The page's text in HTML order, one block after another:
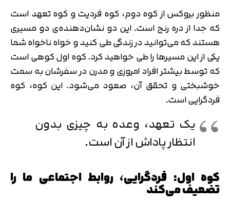
منظور بروکس از کوه دوم، کوه فردیت و کوه تعهد است
که جدا از دره رنج است. این دو نشان‌دهنده‌ی دو مسیری
هستند که می‌توانید در زندگی طی کنید و خواه ناخواه شما
یکی از این مسیرها را طی خواهید کرد. کوه اول کوهی است
که توسط بیشتر افراد امروزی و مدرن در سفرشان به سمت
خوشبختی و تحقق آن، صعود می‌شود. این کوه، کوه
فردگرایی است.
یک تعهد، وعده به چیزی بدون
انتظار پاداش از آن است.
کوه اول: فردگرایی، روابط اجتماعی ما را
تضعیف می‌کند